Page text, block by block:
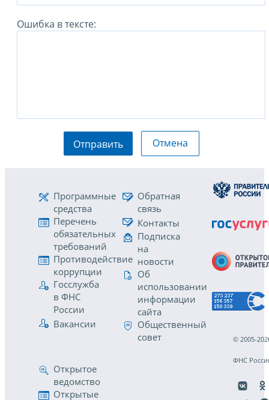
Ошибка в тексте:
Отправить Отмена
Программные
средства
Перечень
обязательных
требований
Противодействие
коррупции
Госслужба
в ФНС
России
Вакансии
Обратная
связь
Контакты
Подписка
на
новости
Об
использовании
информации
сайта
Общественный
совет
Открытое
ведомство
Открытые
© 2005-
ФНС